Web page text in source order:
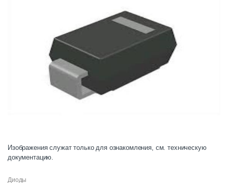
Изображения служат только для ознакомления, см. техническую
документацию.
Диоды